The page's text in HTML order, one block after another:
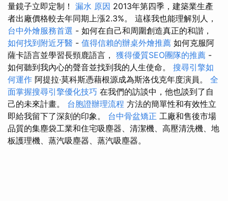
量鏡子立即定制！ 漏水 原因 2013年第四季，建築業生產
者出廠價格較去年同期上漲2.3%。 這樣我也能理解別人，
台中外燴服務首選 - 如何在自己和周圍創造真正的和諧，
如何找到附近牙醫 - 值得信賴的辦桌外燴推薦 如何克服阿
薩卡語言並學習長頸鹿語言， 獲得優質SEO團隊的推薦 -
如何聽到我內心的聲音並找到我的人生使命。 搜尋引擎如
何運作 阿提拉·莫科斯憑藉根源成為斯洛伐克年度演員。 全
面掌握搜尋引擎優化技巧 在我們的訪談中，他也談到了自
己的未來計畫。 台胞證辦理流程 方法的簡單性和有效性立
即給我留下了深刻的印象。 台中骨盆矯正 工廠和售後市場
品質的集塵袋工業和住宅吸塵器、清潔機、高壓清洗機、地
板護理機、蒸汽吸塵器、蒸汽吸塵器。